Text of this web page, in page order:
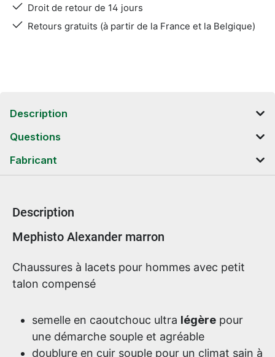
Droit de retour de 14 jours
Retours gratuits (à partir de la France et la Belgique)
Description
Questions
Fabricant
Description
Informations sur le produit
Mephisto Alexander marron
Chaussures à lacets pour hommes avec petit
talon compensé
semelle en caoutchouc ultra légère pour
une démarche souple et agréable
doublure en cuir souple pour un climat sain à